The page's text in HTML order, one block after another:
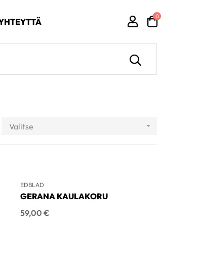
0
Valitse 
EDBLAD
GERANA KAULAKORU
Hinta
59,00 €